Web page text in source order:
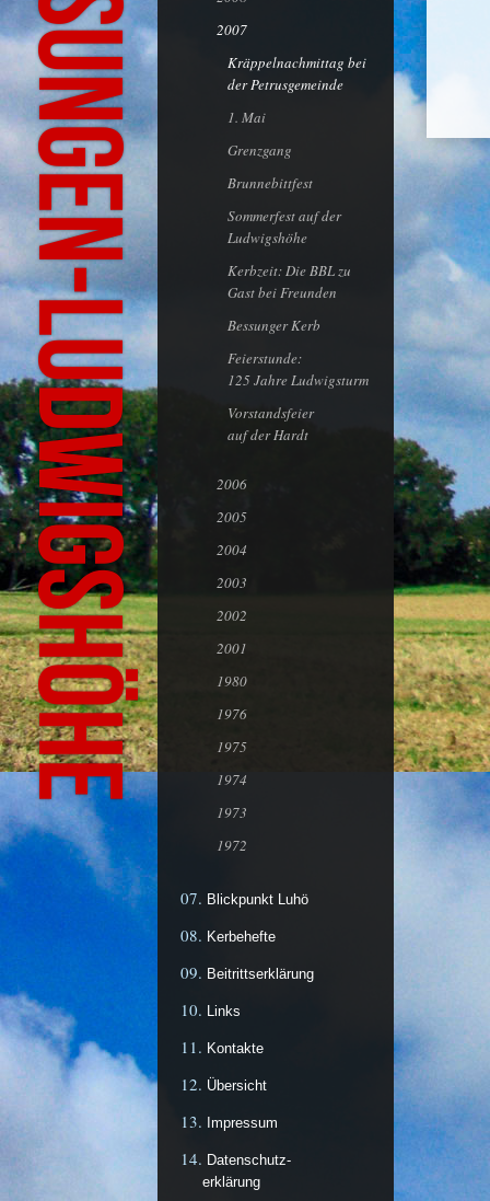
2007
Kräppelnachmittag bei
der Petrusgemeinde
1. Mai
Grenzgang
Brunnebittfest
Sommerfest auf der
Ludwigshöhe
Kerbzeit: Die BBL zu
Gast bei Freunden
Bessunger Kerb
Feierstunde:
125 Jahre Ludwigsturm
Vorstandsfeier
auf der Hardt
2006
2005
2004
2003
2002
2001
1980
1976
1975
1974
1973
1972
Blickpunkt Luhö
Kerbehefte
Beitrittserklärung
Links
Kontakte
Übersicht
Impressum
Datenschutz-
erklärung